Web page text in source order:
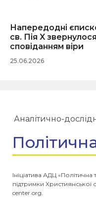
Напередодні
св. Пія X
сповіданням віри
25.06.2026
Аналітично-
Ініціатива АДЦ
підтримки
center.org.